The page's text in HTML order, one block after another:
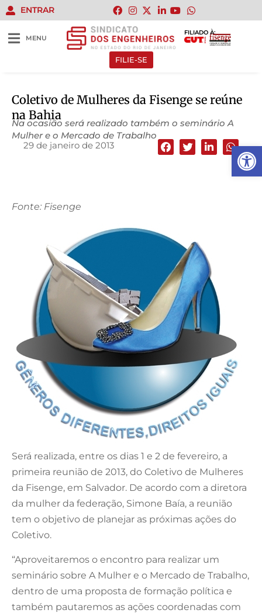
Abrir
ENTRAR
MENU
FILIADO À:
FILIE-SE
Coletivo de Mulheres da Fisenge se reúne
na Bahia
Na ocasião será realizado também o seminário A
Mulher e o Mercado de Trabalho
29 de janeiro de 2013
Fonte: Fisenge
Será realizada, entre os dias 1 e 2 de fevereiro, a
primeira reunião de 2013, do Coletivo de Mulheres
da Fisenge, em Salvador. De acordo com a diretora
da mulher da federação, Simone Baía, a reunião
tem o objetivo de planejar as próximas ações do
Coletivo.
“Aproveitaremos o encontro para realizar um
seminário sobre A Mulher e o Mercado de Trabalho,
dentro de uma proposta de formação política e
também pautaremos as ações coordenadas com